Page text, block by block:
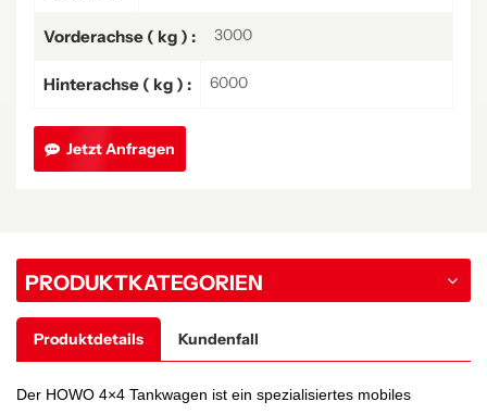
Vorderachse ( kg ) : 3000
Hinterachse ( kg ) : 6000
Jetzt Anfragen
PRODUKTKATEGORIEN
Produktdetails Kundenfall
Der HOWO 4×4 Tankwagen ist ein spezialisiertes mobiles